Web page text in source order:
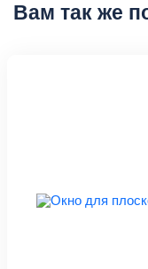
Вам так же